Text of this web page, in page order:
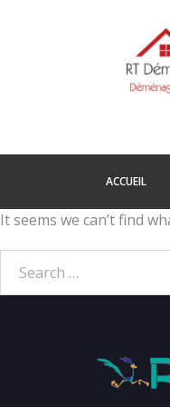
ACCUEIL
It seems we can’t find